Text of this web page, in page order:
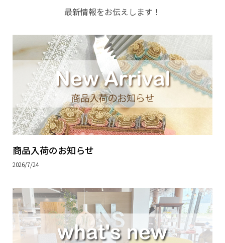
最新情報をお伝えします！
商品入荷のお知らせ
2026/7/24